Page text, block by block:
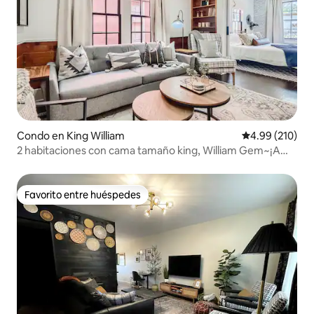
Condo en King William Calificación
4.99 (210)
2 habitaciones con cama tamaño king, William Gem~¡A
Favorito entre huéspedes
Favorito entre huéspedes